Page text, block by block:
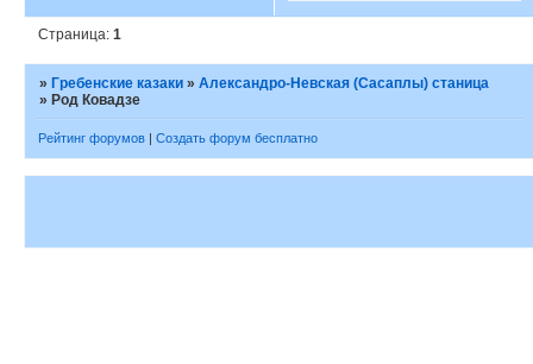
Страница:1
» Гребенские казаки »Александро-Невская (Сасаплы) станица
» Род Ковадзе
Рейтинг форумов | Создать форум бесплатно